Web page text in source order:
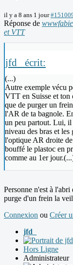
il y a 8 ans 1 jour
Réponse de
et VTT
jfd_ écrit:
(...)
Autre exemple vécu
VTT en Suisse et ton
que de purger un
l'AR de ta bagnole.
un peu partout. Lui, il
niveau des bras et
l'optique AR droite
bouffé le plastoc en
comme au 1er
Personne n'est à l'abri
purge d'un frein la
Connexion ou Créer
jfd_
Hors Ligne
Administrateur